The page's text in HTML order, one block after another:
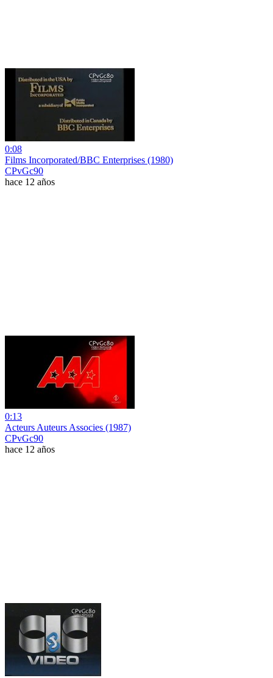
0:08
Films Incorporated/BBC Enterprises (1980)
CPvGc90
hace 12 años
0:13
Acteurs Auteurs Associes (1987)
CPvGc90
hace 12 años